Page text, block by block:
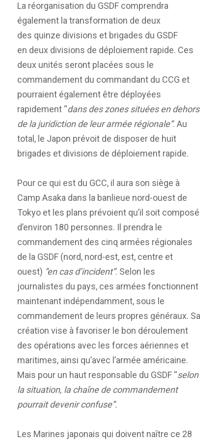
La réorganisation du GSDF comprendra
également la transformation de deux
des quinze divisions et brigades du GSDF
en deux divisions de déploiement rapide. Ces
deux unités seront placées sous le
commandement du commandant du CCG et
pourraient également être déployées
rapidement “dans des zones situées en dehors
de la juridiction de leur armée régionale”. Au
total, le Japon prévoit de disposer de huit
brigades et divisions de déploiement rapide.
Pour ce qui est du GCC, il aura son siège à
Camp Asaka dans la banlieue nord-ouest de
Tokyo et les plans prévoient qu’il soit composé
d’environ 180 personnes. Il prendra le
commandement des cinq armées régionales
de la GSDF (nord, nord-est, est, centre et
ouest) “en cas d’incident”. Selon les
journalistes du pays, ces armées fonctionnent
maintenant indépendamment, sous le
commandement de leurs propres généraux. Sa
création vise à favoriser le bon déroulement
des opérations avec les forces aériennes et
maritimes, ainsi qu’avec l’armée américaine.
Mais pour un haut responsable du GSDF “selon
la situation, la chaîne de commandement
pourrait devenir confuse”.
Les Marines japonais qui doivent naître ce 28